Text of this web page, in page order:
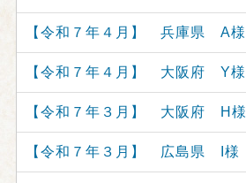
【令和７年４月】 兵庫県 A様
【令和７年４月】 大阪府 Y様
【令和７年３月】 大阪府 H様
【令和７年３月】 広島県 I様